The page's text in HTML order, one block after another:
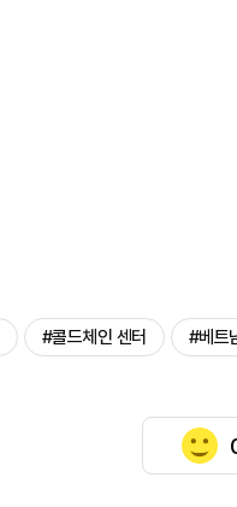
#콜드체인 센터 #베트